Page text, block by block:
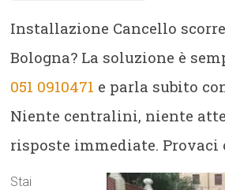
Installazione Cancello
Bologna? La soluzione è
051 0910471 e parla subito
Niente centralini, niente
risposte immediate. Provaci
Stai